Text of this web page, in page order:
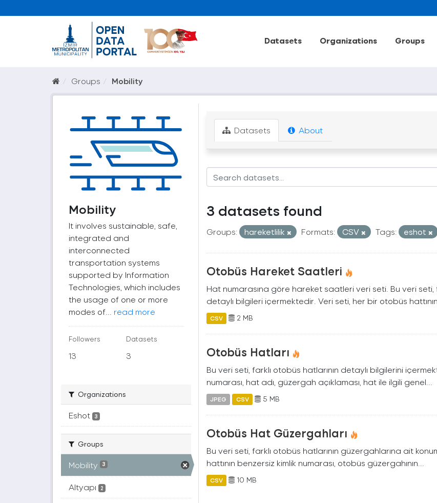
Datasets Organizations Groups
Groups Mobility
Mobility
It involves sustainable, safe,
integrated and
interconnected
transportation systems
supported by Information
Technologies, which includes
the usage of one or more
modes of... read more
Followers
13
Datasets
3
Organizations
Eshot 3
Groups
Mobility 3
Altyapı 2
Datasets About
3 datasets found
Groups: hareketlilik Formats: CSV Tags: eshot
Otobüs Hareket Saatleri
Hat numarasına göre hareket saatleri veri seti. Bu veri
detaylı bilgileri içermektedir. Veri seti, her bir otobüs
CSV 2 MB
Otobüs Hatları
Bu veri seti, farklı otobüs hatlarının detaylı bilgilerini
numarası, hat adı, güzergah açıklaması, hat ile ilgili genel...
JPEG CSV 5 MB
Otobüs Hat Güzergahları
Bu veri seti, farklı otobüs hatlarının güzergahlarına ait
hattının benzersiz kimlik numarası, otobüs güzergahının...
CSV 10 MB